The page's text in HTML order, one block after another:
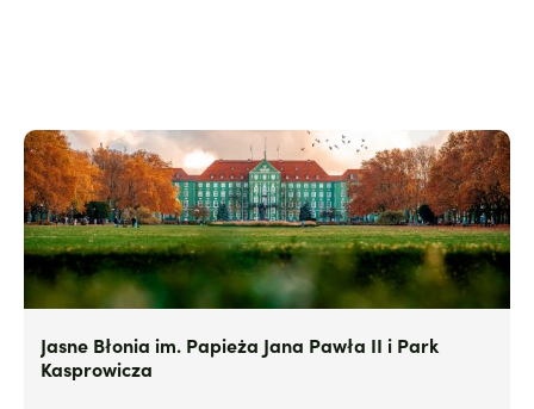
Jasne Błonia im. Papieża Jana Pawła II i Park
Kasprowicza